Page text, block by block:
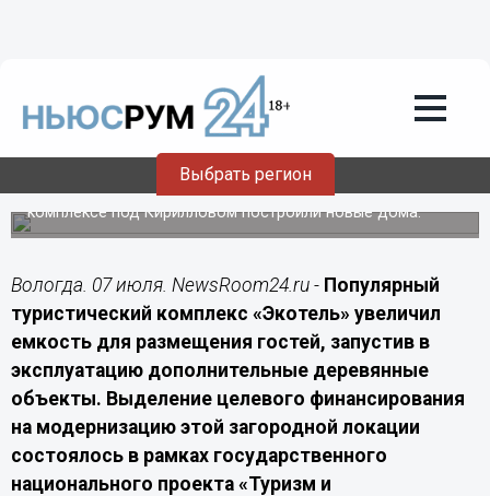
Выбрать регион
База отдыха на Сиверском озере
расширила номерной фонд за счет
господдержки
Благодаря федеральной субсидии в загородном
комплексе под Кирилловом построили новые дома.
Вологда. 07 июля. NewsRoom24.ru - Популярный
туристический комплекс «Экотель» увеличил
емкость для размещения гостей, запустив в
эксплуатацию дополнительные деревянные
объекты. Выделение целевого финансирования
на модернизацию этой загородной локации
состоялось в рамках государственного
национального проекта «Туризм и